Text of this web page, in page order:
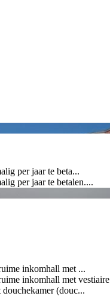
per jaar te beta...
per jaar te betalen....
inkomhall met ...
inkomhall met
(douc...